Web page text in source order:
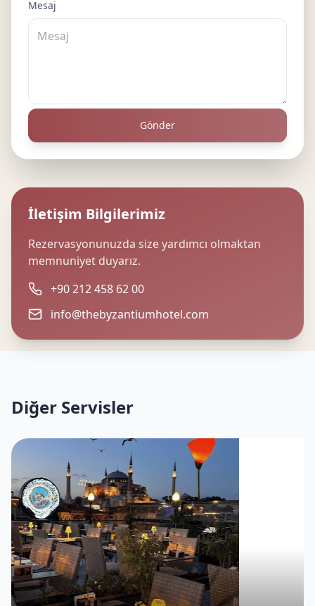
Mesaj
Gönder
İletişim Bilgilerimiz
Rezervasyonunuzda size yardımcı olmaktan
memnuniyet duyarız.
+90 212 458 62 00
info@thebyzantiumhotel.com
Diğer Servisler